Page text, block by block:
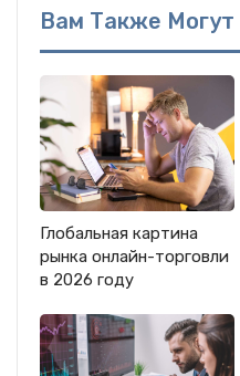
Вам Также Могут
Глобальная картина
рынка онлайн-торговли
в 2026 году